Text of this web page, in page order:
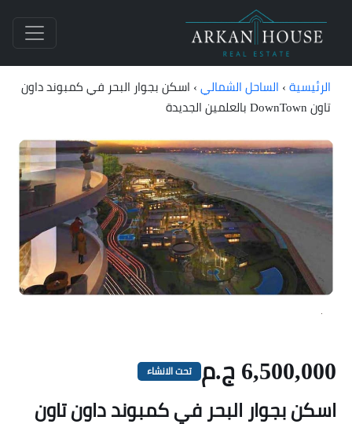
الرئيسية › الساحل الشمالي › اسكن بجوار البحر في كمبوند داون
تاون DownTown بالعلمين الجديدة
6,500,000 ج.م تحت الانشاء
اسكن بجوار البحر في كمبوند داون تاون